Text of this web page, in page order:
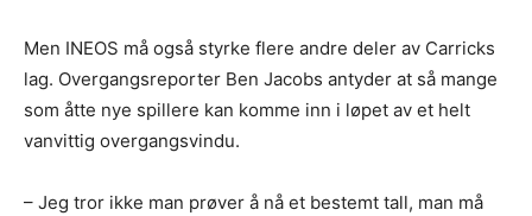
Men INEOS må også styrke flere andre deler av Carricks
lag. Overgangsreporter Ben Jacobs antyder at så mange
som åtte nye spillere kan komme inn i løpet av et helt
vanvittig overgangsvindu.
– Jeg tror ikke man prøver å nå et bestemt tall, man må